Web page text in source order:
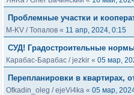
Проблемные участки и
M-KV /Топалов « 11 апр, 2024, 0:15
СУД! Градостроительные
Карабас-Барабас /jezkir « 05 мар,
Перепланировки в квартирах,
Ofkadin_oleg /ejeVi4ka « 05 мар,